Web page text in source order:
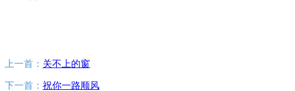
上一首： 关不上的窗
下一首： 祝你一路顺风